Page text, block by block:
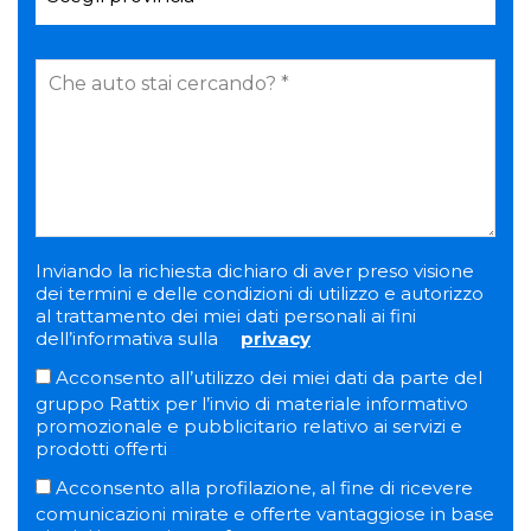
Inviando la richiesta dichiaro di aver preso visione
dei termini e delle condizioni di utilizzo e autorizzo
al trattamento dei miei dati personali ai fini
dell’informativa sulla
privacy
Acconsento all’utilizzo dei miei dati da parte del
gruppo Rattix per l’invio di materiale informativo
promozionale e pubblicitario relativo ai servizi e
prodotti offerti
Acconsento alla profilazione, al fine di ricevere
comunicazioni mirate e offerte vantaggiose in base